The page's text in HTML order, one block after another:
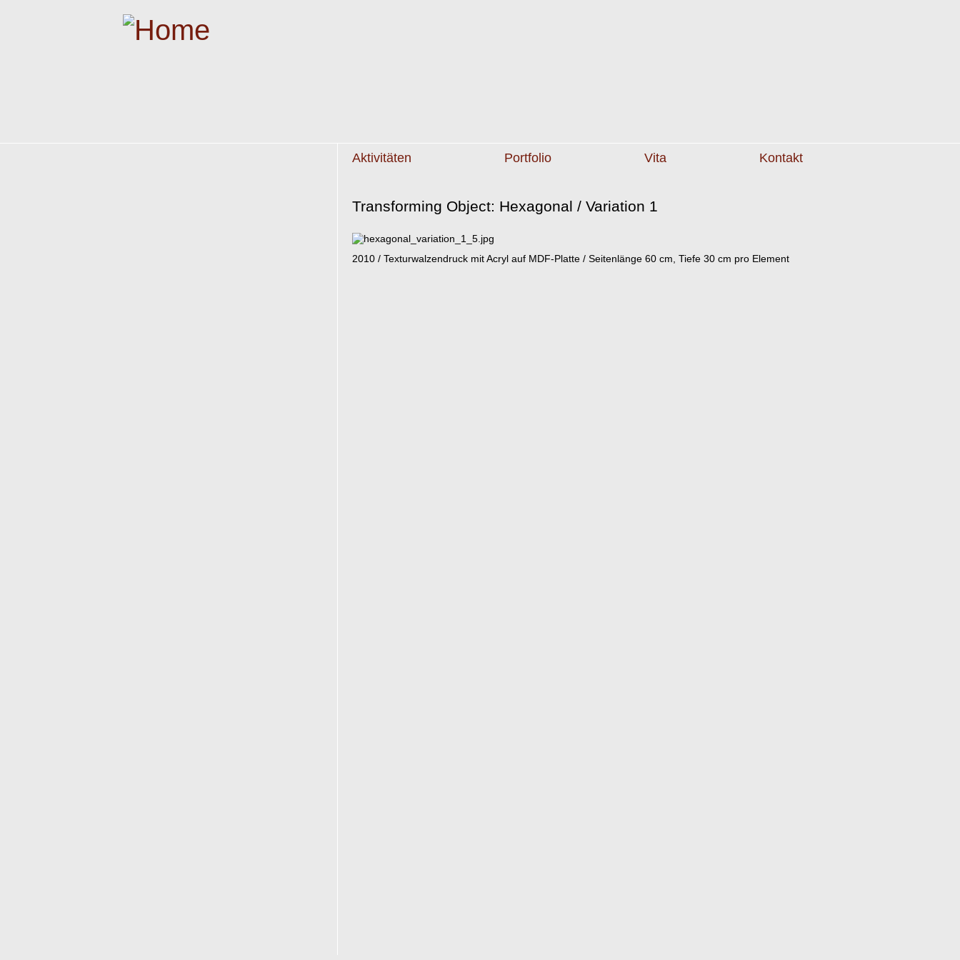
Aktivitäten Portfolio Vita Kontakt
Transforming Object: Hexagonal / Variation 1
2010 / Texturwalzendruck mit Acryl auf MDF-Platte / Seitenlänge 60 cm, Tiefe 30 cm pro Element